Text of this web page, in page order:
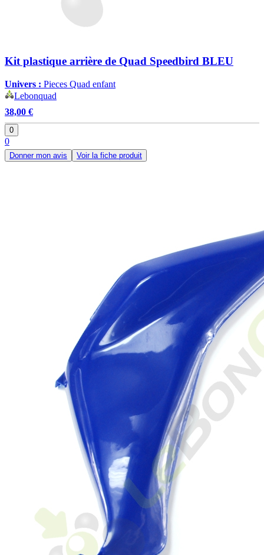
Kit plastique arrière de Quad Speedbird BLEU
Univers : Pieces Quad enfant
Lebonquad
38,00 €
0
0
Donner mon avis Voir la fiche produit